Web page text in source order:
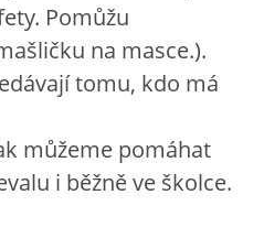
Pomůžu
na masce.).
tomu, kdo má
můžeme pomáhat
i běžně ve školce.